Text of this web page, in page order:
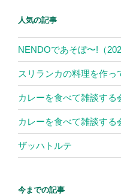
人気の記事
NENDOであそぼ〜!（
スリランカの料理を作っ
カレーを食べて雑談する
カレーを食べて雑談する
ザッハトルテ
今までの記事